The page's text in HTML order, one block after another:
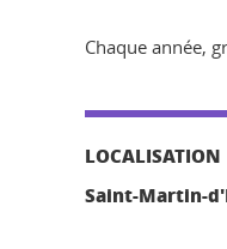
Chaque année,
LOCALISATION
Saint-Martin-